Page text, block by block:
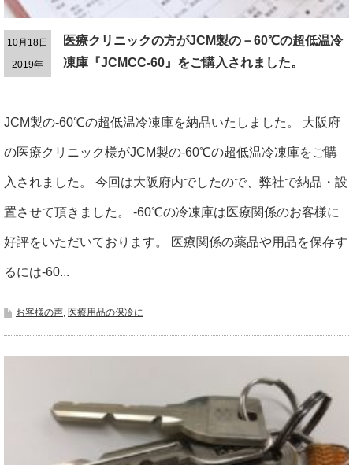
10月18日
2019年
医療クリニックの方がJCM製の－60℃の超低温冷
凍庫『JCMCC-60』をご購入されました。
JCM製の-60℃の超低温冷凍庫を納品いたしました。 大阪府
の医療クリニック様がJCM製の-60℃の超低温冷凍庫をご購
入されました。 今回は大阪府内でしたので、弊社で納品・設
置させて頂きました。 -60℃の冷凍庫は医療関係のお客様に
好評をいただいております。 医療関係の薬品や用品を保存す
るには-60...
お客様の声 医療用品の保冷に